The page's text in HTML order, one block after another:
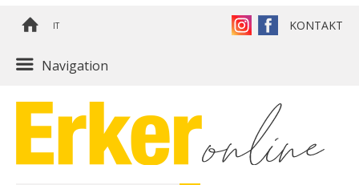
IT KONTAKT
Navigation